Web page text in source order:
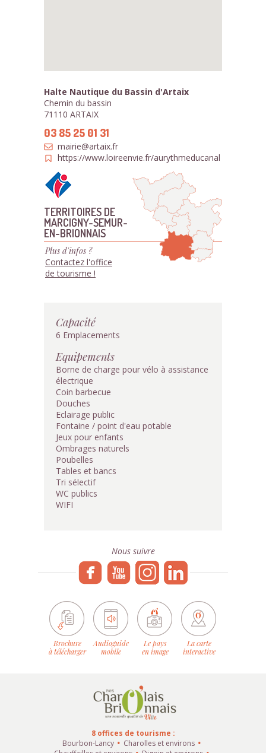
Halte Nautique du Bassin d'Artaix
Chemin du bassin
71110 ARTAIX
03 85 25 01 31
mairie@artaix.fr
https://www.loireenvie.fr/aurythmeducanal
TERRITOIRES DE
MARCIGNY-SEMUR-
EN-BRIONNAIS
Plus d'infos ?
Contactez l'office
de tourisme !
Capacité
6 Emplacements
Equipements
Borne de charge pour vélo à assistance
électrique
Coin barbecue
Douches
Eclairage public
Fontaine / point d'eau potable
Jeux pour enfants
Ombrages naturels
Poubelles
Tables et bancs
Tri sélectif
WC publics
WIFI
Nous suivre
Brochure
à télécharger
Audioguide
mobile
Le pays
en image
La carte
interactive
8 offices de tourisme :
Bourbon-Lancy
Charolles et environs